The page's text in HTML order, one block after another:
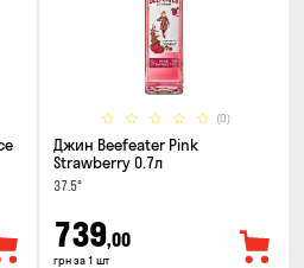
(0)
Джин Beefeater Pink
Strawberry 0.7л
37.5°
739,00
грн за 1 шт